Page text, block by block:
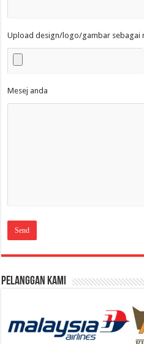
Upload design/logo/gambar sebagai
Mesej anda
Pelanggan Kami